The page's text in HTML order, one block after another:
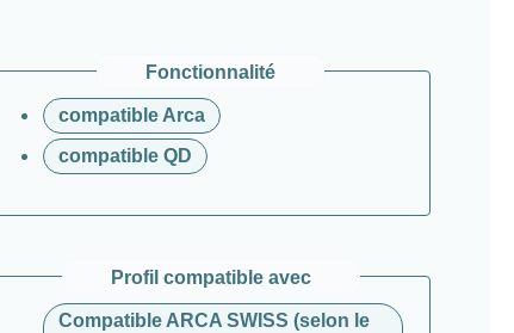
Fonctionnalité
compatible Arca
compatible QD
Profil compatible avec
Compatible ARCA SWISS (selon le